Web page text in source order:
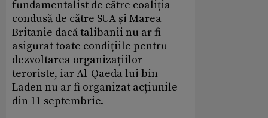
fundamentalist de către coaliția
condusă de către SUA și Marea
Britanie dacă talibanii nu ar fi
asigurat toate condițiile pentru
dezvoltarea organizațiilor
teroriste, iar Al-Qaeda lui bin
Laden nu ar fi organizat acțiunile
din 11 septembrie.